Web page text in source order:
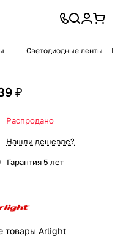
Светодиодные ленты
₽
Распродано
Нашли дешевле?
Гарантия 5 лет
товары Arlight